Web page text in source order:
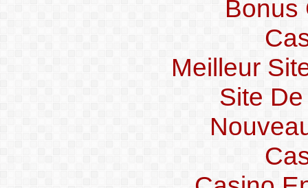
Bonus
Meilleur
Site